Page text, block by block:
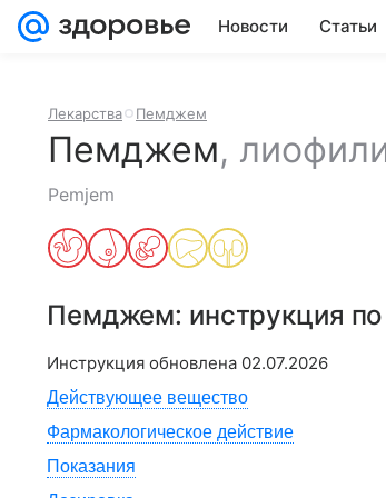
Новости Статьи
Лекарства Пемджем
Пемджем,
Pemjem
Пемджем: инструкция
Инструкция обновлена 02.07.2026
Действующее вещество
Фармакологическое действие
Показания